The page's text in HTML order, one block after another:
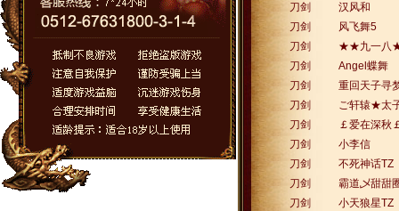
刀剑
汉风和
刀剑
风飞舞5
刀剑
★★九一
刀剑
Angel蝶舞
刀剑
重回天子寻
刀剑
ご轩辕★太
刀剑
￡爱在深秋
刀剑
小李信
刀剑
不死神话TZ
刀剑
霸道乄甜甜
刀剑
小天狼星TZ